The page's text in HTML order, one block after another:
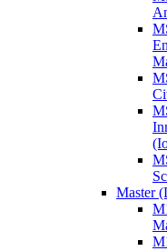
Master